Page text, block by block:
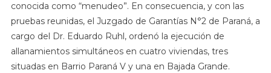
conocida como “menudeo”. En consecuencia, y con las
pruebas reunidas, el Juzgado de Garantías N°2 de Paraná, a
cargo del Dr. Eduardo Ruhl, ordenó la ejecución de
allanamientos simultáneos en cuatro viviendas, tres
situadas en Barrio Paraná V y una en Bajada Grande.